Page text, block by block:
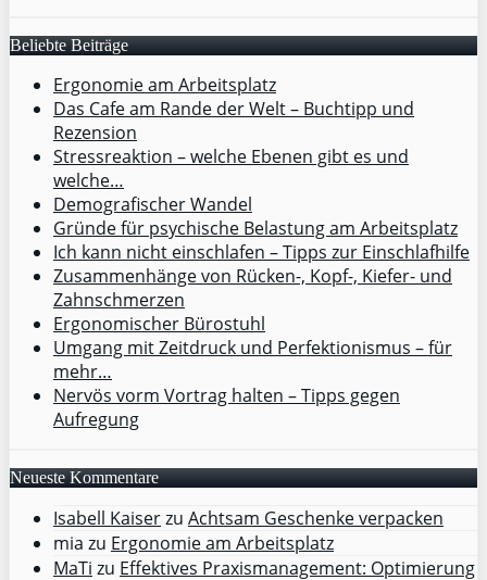
Beliebte Beiträge
Ergonomie am Arbeitsplatz
Das Cafe am Rande der Welt – Buchtipp und
Rezension
Stressreaktion – welche Ebenen gibt es und
welche…
Demografischer Wandel
Gründe für psychische Belastung am Arbeitsplatz
Ich kann nicht einschlafen – Tipps zur Einschlafhilfe
Zusammenhänge von Rücken-, Kopf-, Kiefer- und
Zahnschmerzen
Ergonomischer Bürostuhl
Umgang mit Zeitdruck und Perfektionismus – für
mehr…
Nervös vorm Vortrag halten – Tipps gegen
Aufregung
Neueste Kommentare
Isabell Kaiserzu Achtsam Geschenke verpacken
mia zu Ergonomie am Arbeitsplatz
MaTi zu Effektives Praxismanagement: Optimierung